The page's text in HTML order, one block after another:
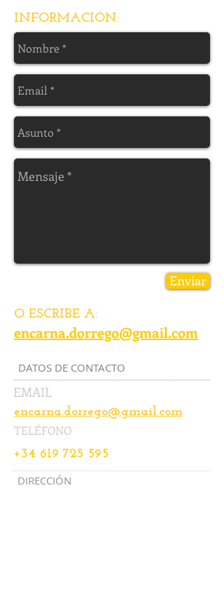
INFORMACIÓN:
Enviar
O ESCRIBE A:
encarna.dorrego@gmail.com
DATOS DE CONTACTO
EMAIL
encarna.dorrego@gmail.com
TELÉFONO
+34 619 725 595
DIRECCIÓN